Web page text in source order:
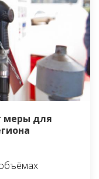
меры для